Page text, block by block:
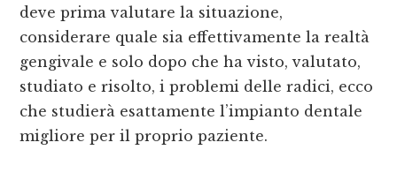
deve prima valutare la situazione,
considerare quale sia effettivamente la realtà
gengivale e solo dopo che ha visto, valutato,
studiato e risolto, i problemi delle radici, ecco
che studierà esattamente l’impianto dentale
migliore per il proprio paziente.